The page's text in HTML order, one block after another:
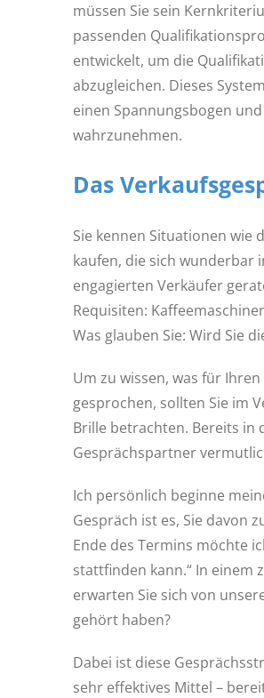
müssen Sie sein
passenden
entwickelt, um die
abzugleichen. Dieses
einen Spannungsbogen
wahrzunehmen.
Das
Sie kennen Situationen wie
kaufen, die sich wunderbar
engagierten Verkäufer
Requisiten:
Was glauben Sie: Wird Sie
Um zu wissen, was für
gesprochen, sollten Sie im
Brille betrachten. Bereits in
Gesprächspartner
Ich persönlich beginne
Gespräch ist es, Sie davon
Ende des Termins möchte
stattfinden kann.“ In einem
erwarten Sie sich von
gehört haben?
Dabei ist diese
sehr effektives Mittel –